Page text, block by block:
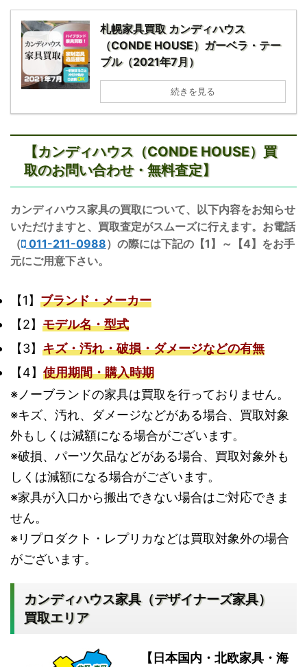
札幌家具買取 カンディハウス
（CONDE HOUSE）ガーベラ・テー
ブル（2021年7月）
続きを見る
【カンディハウス（CONDE HOUSE）買
取のお問い合わせ・無料査定】
カンディハウス家具の買取について、以下内容をお知らせ
いただけますと、買取査定がスムーズに行えます。お電話
（ 011-211-0988）の際には下記の【1】～【4】をお手
元にご用意下さい。
【1】 ブランド・メーカー
【2】 モデル名・型式
【3】 キズ・汚れ・破損・ダメージなどの有無
【4】 使用期間・購入時期
※ノーブランドの家具は買取を行っておりません。
※キズ、汚れ、ダメージなどがある場合、買取対象
外もしくは減額になる場合がございます。
※破損、パーツ欠品などがある場合、買取対象外も
しくは減額になる場合がございます。
※家具が入口から搬出できない場合はご対応できま
せん。
※リプロダクト・レプリカなどは買取対象外の場合
がございます。
カンディハウス家具（デザイナーズ家具）
買取エリア
【日本国内・北欧家具・海